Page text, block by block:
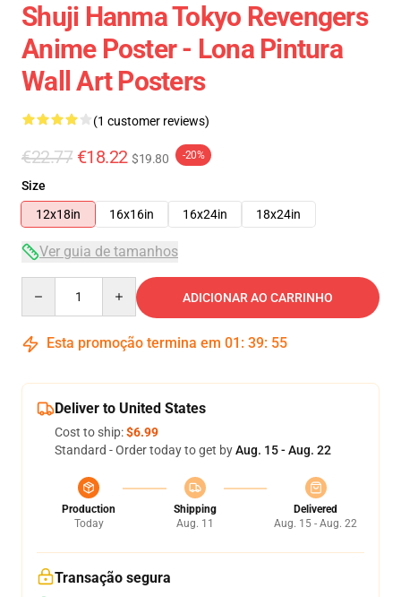
Shuji Hanma Tokyo Revengers
Anime Poster - Lona Pintura
Wall Art Posters
(1 customer reviews)
€22.77 €18.22 $19.80 -20%
Size
12x18in
16x16in 16x24in 18x24in
Ver guia de tamanhos
ADICIONAR AO CARRINHO
Esta promoção termina em 01 : 39: 54
Deliver to United States
Cost to ship:$6.99
Standard - Order today to get byAug. 15 - Aug. 22
Production
Today
Shipping
Aug. 11
Delivered
Aug. 15 - Aug. 22
Transação segura